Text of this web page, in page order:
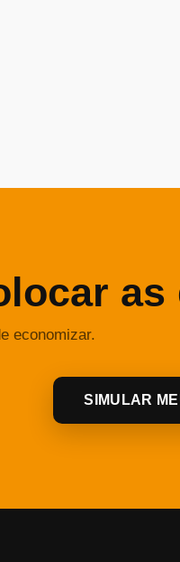
economizar.
SIMULAR